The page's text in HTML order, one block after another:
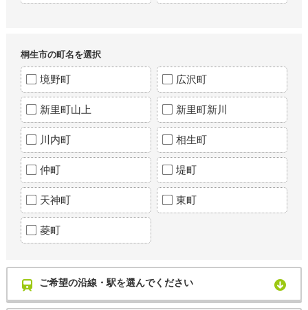
桐生市の町名を選択
境野町 広沢町
新里町山上 新里町新川
川内町 相生町
仲町 堤町
天神町 東町
菱町
ご希望の沿線・駅を選んでください